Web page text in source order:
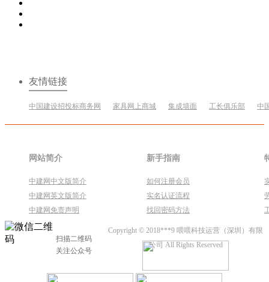
友情链接
中国建设招投标商务网 家具网上商城 集成墙面 工长俱乐部 中
网站简介
中建网中文版简介
中建网英文版简介
中建网免责声明
新手指南
如何注册会员
实名认证流程
找回密码方法
扫描二维码
关注公众号
Copyright © 2018***9 喂喂科技运营（深圳）有限
公司 All Rights Reserved